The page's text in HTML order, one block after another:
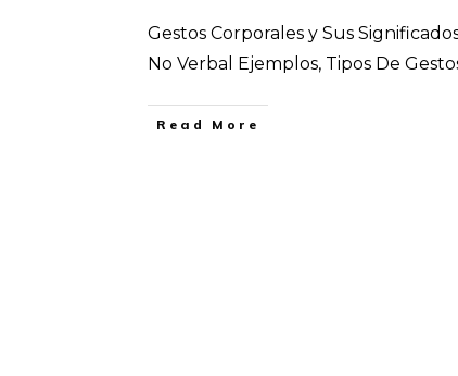
Gestos Corporales y Sus
No Verbal Ejemplos, Tipos De
​Read More